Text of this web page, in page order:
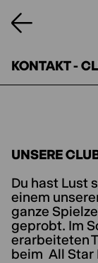
KONTAKT -
UNSERE
Du hast Lust
einem
ganze
geprobt. Im
erarbeiteten
beim All Star
(optional)